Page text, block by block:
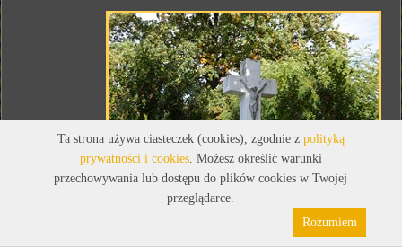
Ta strona używa ciasteczek (cookies), zgodnie z polityką
prywatności i cookies. Możesz określić warunki
przechowywania lub dostępu do plików cookies w Twojej
przeglądarce.
Rozumiem